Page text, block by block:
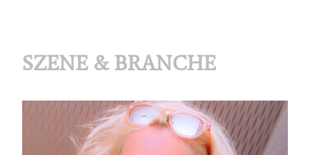
SZENE & BRANCHE